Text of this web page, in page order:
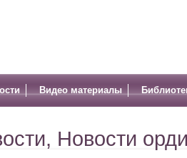
Видео материалы
, Новости